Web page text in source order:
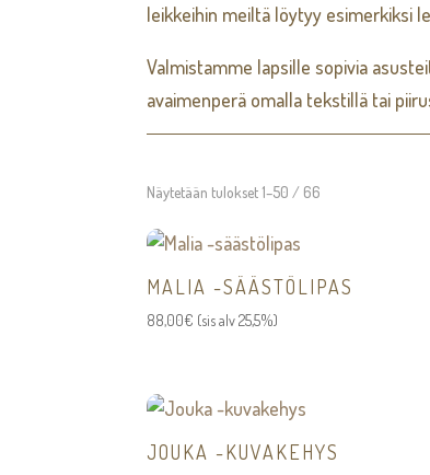
leikkeihin meiltä löytyy esimerkiksi
Valmistamme lapsille sopivia
avaimenperä omalla tekstillä tai
Näytetään tulokset 1–50 / 66
MALIA -SÄÄSTÖLIPAS
88,00€ (sis alv 25,5%)
JOUKA -KUVAKEHYS